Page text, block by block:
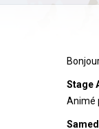
Stage
Animé